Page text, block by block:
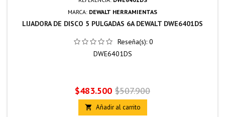
MARCA: DEWALT HERRAMIENTAS
LIJADORA DE DISCO 5 PULGADAS 6A DEWALT DWE6401DS
Reseña(s): 0
DWE6401DS
Precio
$483.500 Precio
base
$507.900
 Añadir al carrito